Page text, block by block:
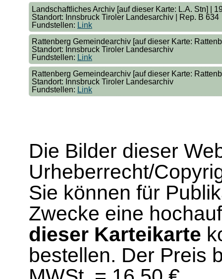
Landschaftliches Archiv [auf dieser Karte: L.A. Stn] |
Standort: Innsbruck Tiroler Landesarchiv | Rep. B 634
Fundstellen: Link
Rattenberg Gemeindearchiv [auf dieser Karte:
Standort: Innsbruck Tiroler Landesarchiv
Fundstellen: Link
Rattenberg Gemeindearchiv [auf dieser Karte:
Standort: Innsbruck Tiroler Landesarchiv
Fundstellen: Link
Die Bilder dieser
Urheberrecht/
Sie können für
Zwecke eine
dieser Karteikarte
bestellen. Der Preis